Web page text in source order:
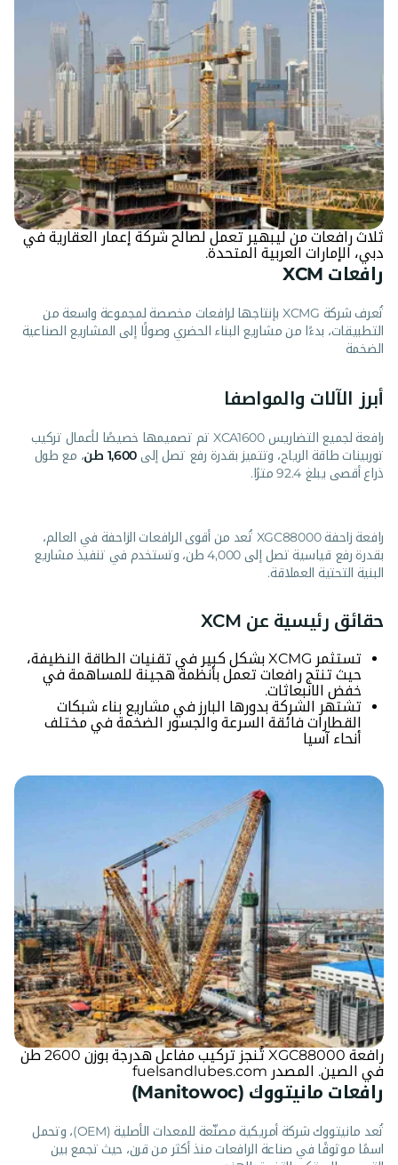
ثلاث رافعات من ليبهير تعمل لصالح شركة إعمار العقارية في
دبي، الإمارات العربية المتحدة.
رافعات XCM
تُعرف شركة XCMG بإنتاجها لرافعات مخصصة لمجموعة واسعة من
التطبيقات، بدءًا من مشاريع البناء الحضري وصولًا إلى المشاريع الصناعية
الضخمة
أبرز الآلات والمواصفا
رافعة لجميع التضاريس XCA1600 تم تصميمها خصيصًا لأعمال تركيب
توربينات طاقة الرياح، وتتميز بقدرة رفع تصل إلى 1,600 طن
، مع طول
ذراع أقصى يبلغ 92.4 مترًا.
رافعة زاحفة XGC88000 تُعد من أقوى الرافعات الزاحفة في العالم،
بقدرة رفع قياسية تصل إلى 4,000 طن، وتستخدم في تنفيذ مشاريع
البنية التحتية العملاقة.
حقائق رئيسية عن XCM
تستثمر XCMG بشكل كبير في تقنيات الطاقة النظيفة،
حيث تنتج رافعات تعمل بأنظمة هجينة للمساهمة في
خفض الانبعاثات.
تشتهر الشركة بدورها البارز في مشاريع بناء شبكات
القطارات فائقة السرعة والجسور الضخمة في مختلف
أنحاء آسيا
رافعة XGC88000 تُنجز تركيب مفاعل هدرجة بوزن 2600 طن
في الصين. المصدر fuelsandlubes.com
رافعات مانيتووك (Manitowoc)
تُعد مانيتووك شركة أمريكية مصنّعة للمعدات الأصلية (OEM)، وتحمل
اسمًا موثوقًا في صناعة الرافعات منذ أكثر من قرن، حيث تجمع بين